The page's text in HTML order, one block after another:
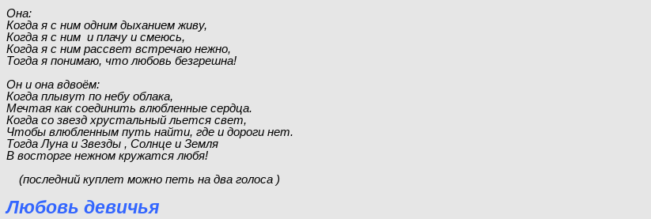
Она:
Когда я с ним одним дыханием живу,
Когда я с ним и плачу и смеюсь,
Когда я с ним рассвет встречаю нежно,
Тогда я понимаю, что любовь безгрешна!
Он и она вдвоём:
Когда плывут по небу облака,
Мечтая как соединить влюбленные сердца.
Когда со звезд хрустальный льется свет,
Чтобы влюбленным путь найти, где и дороги нет.
Тогда Луна и Звезды , Солнце и Земля
В восторге нежном кружатся любя!
(последний куплет можно петь на два голоса )
Любовь девичья